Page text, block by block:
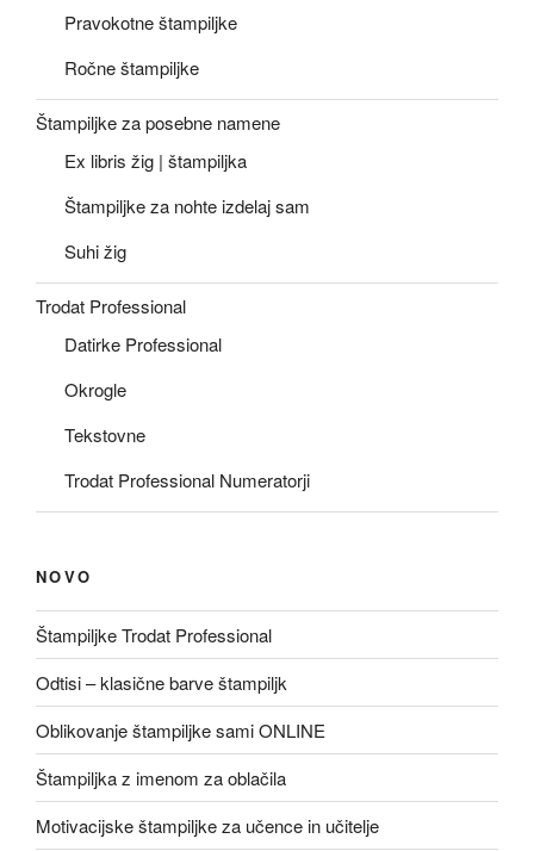
Pravokotne štampiljke
Ročne štampiljke
Štampiljke za posebne namene
Ex libris žig | štampiljka
Štampiljke za nohte izdelaj sam
Suhi žig
Trodat Professional
Datirke Professional
Okrogle
Tekstovne
Trodat Professional Numeratorji
NOVO
Štampiljke Trodat Professional
Odtisi – klasične barve štampiljk
Oblikovanje štampiljke sami ONLINE
Štampiljka z imenom za oblačila
Motivacijske štampiljke za učence in učitelje